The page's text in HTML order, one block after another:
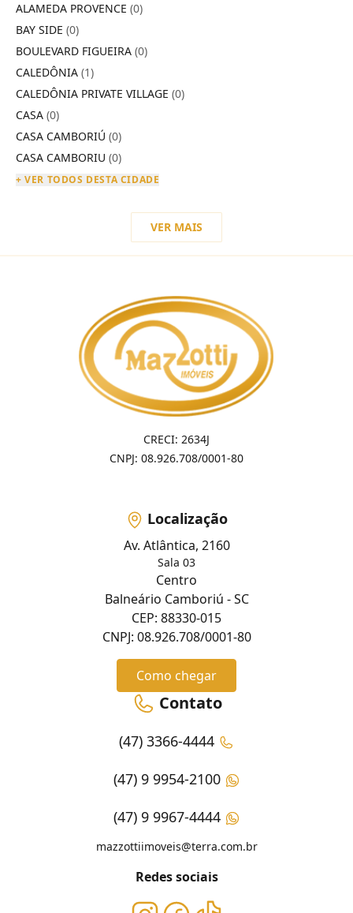
ALAMEDA PROVENCE (0)
BAY SIDE (0)
BOULEVARD FIGUEIRA (0)
CALEDÔNIA (1)
CALEDÔNIA PRIVATE VILLAGE (0)
CASA (0)
CASA CAMBORIÚ (0)
CASA CAMBORIU (0)
+ VER TODOS DESTA CIDADE
VER MAIS
CRECI: 2634J
CNPJ: 08.926.708/0001-80
Localização
Av. Atlântica, 2160
Sala 03
Centro
Balneário Camboriú - SC
CEP: 88330-015
CNPJ: 08.926.708/0001-80
Como chegar
Contato
(47) 3366-4444
(47) 9 9954-2100
(47) 9 9967-4444
mazzottiimoveis@terra.com.br
Redes sociais